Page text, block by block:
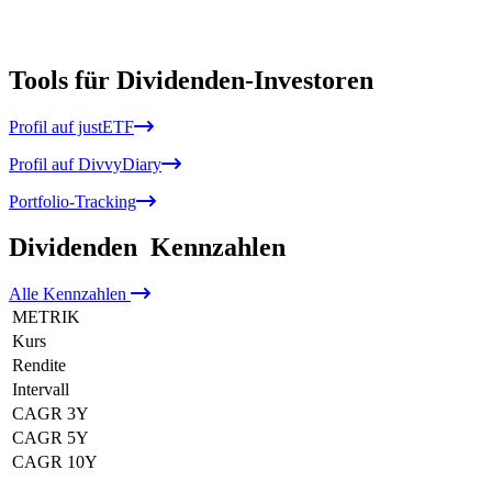
Tools für Dividenden-Investoren
Profil auf justETF
Profil auf DivvyDiary
Portfolio-Tracking
Dividenden Kennzahlen
Alle Kennzahlen
METRIK
Kurs
Rendite
Intervall
CAGR 3Y
CAGR 5Y
CAGR 10Y